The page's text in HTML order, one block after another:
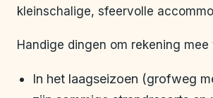
kleinschalige, sfeervolle
Handige dingen om rekening mee
In het laagseizoen (grofweg